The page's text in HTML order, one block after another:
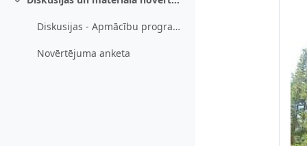
Collapse
Diskusijas - Apmācību programma aktīvā tūrisma uzņēmējiem
Novērtējuma anketa